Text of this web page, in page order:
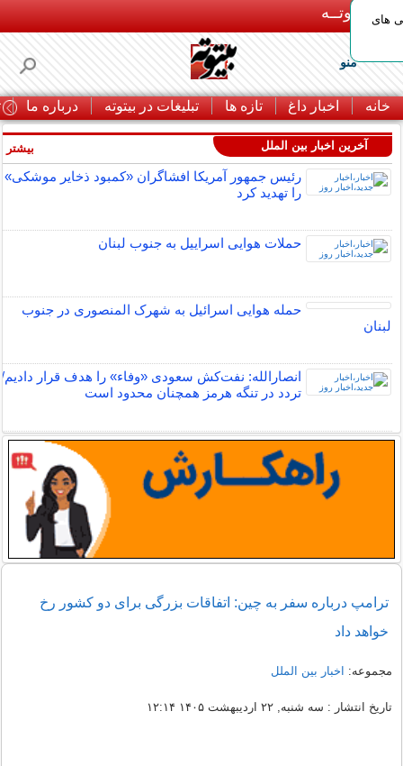
بـیتوتــه
منو
خانه اخبار داغ تازه ها تبلیغات در بیتوته درباره ما
های
آخرین اخبار بین الملل
رئیس جمهور آمریکا افشاگران «کمبود ذخایر موشکی»
را تهدید کرد
حملات هوایی اسراییل به جنوب لبنان
حمله هوایی اسرائیل به شهرک المنصوری در جنوب
لبنان
انصارالله: نفت‌کش سعودی «وفاء» را هدف قرار دادیم/
تردد در تنگه هرمز همچنان محدود است
بیشتر
ترامپ درباره سفر به چین: اتفاقات بزرگی برای دو کشور رخ
خواهد داد
مجموعه: اخبار بین الملل
تاریخ انتشار : سه شنبه, ۲۲ اردیبهشت ۱۴۰۵ ۱۲:۱۴